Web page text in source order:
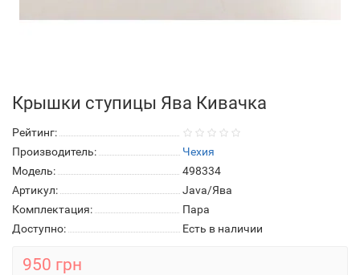
Крышки ступицы Ява Кивачка
Рейтинг:
Производитель:
Чехия
Модель:
498334
Артикул:
Java/Ява
Комплектация:
Пара
Доступно:
Есть в наличии
950 грн